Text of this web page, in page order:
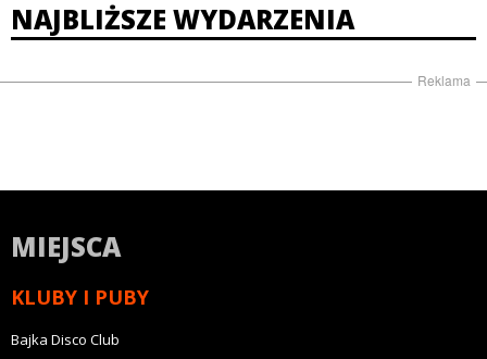
NAJBLIŻSZE WYDARZENIA
Reklama
MIEJSCA
KLUBY I PUBY
Bajka Disco Club